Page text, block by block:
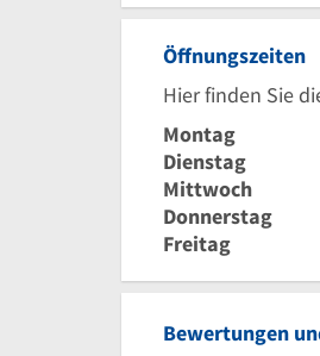
Öffnungszeiten
Hier finden Sie
Montag
Dienstag
Mittwoch
Donnerstag
Freitag
Bewertungen